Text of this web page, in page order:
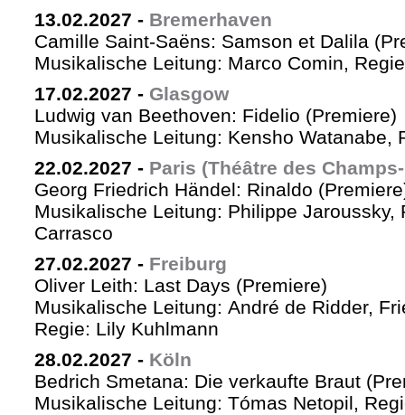
13.02.2027 - Bremerhaven
Camille Saint-Saëns: Samson et Dalila
Musikalische Leitung: Marco Comin,
17.02.2027 - Glasgow
Ludwig van Beethoven: Fidelio (Premiere)
Musikalische Leitung: Kensho Watanabe,
22.02.2027 - Paris (Théâtre des
Georg Friedrich Händel: Rinaldo
Musikalische Leitung: Philippe Jaroussky,
Carrasco
27.02.2027 - Freiburg
Oliver Leith: Last Days (Premiere)
Musikalische Leitung: André de Ridder,
Regie: Lily Kuhlmann
28.02.2027 - Köln
Bedrich Smetana: Die verkaufte Braut
Musikalische Leitung: Tómas Netopil,